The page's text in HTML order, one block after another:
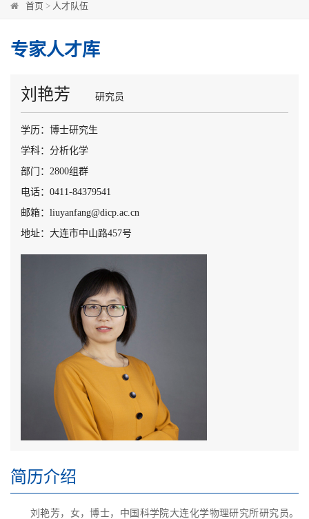
首页 > 人才队伍
专家人才库
刘艳芳 研究员
学历：博士研究生
学科：分析化学
部门：2800组群
电话：0411-84379541
邮箱：liuyanfang@dicp.ac.cn
地址：大连市中山路457号
简历介绍
刘艳芳，女，博士，中国科学院大连化学物理研究所研究员。